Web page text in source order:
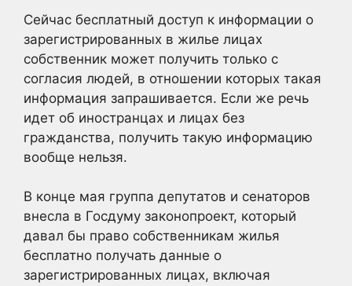
Сейчас бесплатный доступ к информации о
зарегистрированных в жилье лицах
собственник может получить только с
согласия людей, в отношении которых такая
информация запрашивается. Если же речь
идет об иностранцах и лицах без
гражданства, получить такую информацию
вообще нельзя.
В конце мая группа депутатов и сенаторов
внесла в Госдуму законопроект, который
давал бы право собственникам жилья
бесплатно получать данные о
зарегистрированных лицах, включая